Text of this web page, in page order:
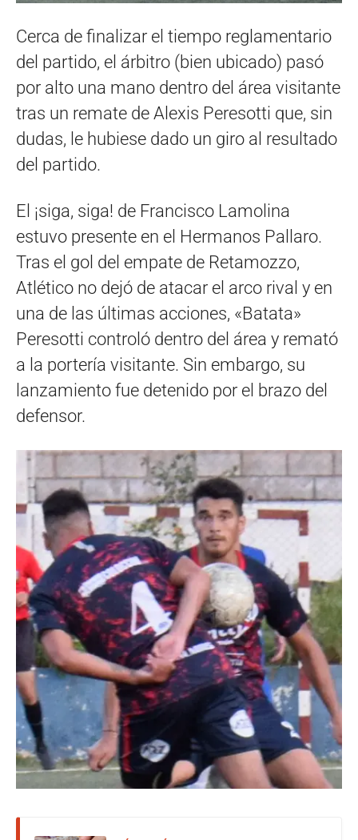
Cerca de finalizar el tiempo reglamentario
del partido, el árbitro (bien ubicado) pasó
por alto una mano dentro del área visitante
tras un remate de Alexis Peresotti que, sin
dudas, le hubiese dado un giro al resultado
del partido.
El ¡siga, siga! de Francisco Lamolina
estuvo presente en el Hermanos Pallaro.
Tras el gol del empate de Retamozzo,
Atlético no dejó de atacar el arco rival y en
una de las últimas acciones, «Batata»
Peresotti controló dentro del área y remató
a la portería visitante. Sin embargo, su
lanzamiento fue detenido por el brazo del
defensor.